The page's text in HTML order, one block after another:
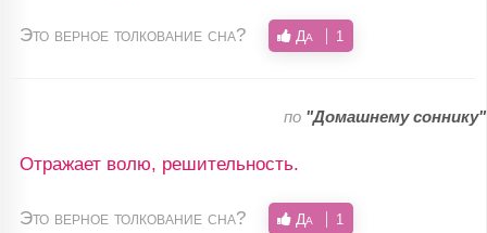
Это верное толкование сна? Да 1
по "Домашнему соннику"
Отражает волю, решительность.
Это верное толкование сна? Да 1